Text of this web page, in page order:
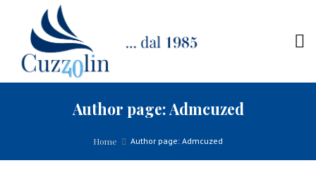
Author page: Admcuzed
Home Author page: Admcuzed